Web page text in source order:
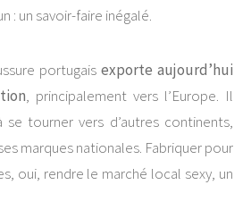
: un savoir-faire inégalé.
portugaisexporte aujourd’hui
, principalement vers l’Europe. Il
se tourner vers d’autres continents,
marques nationales. Fabriquer pour
oui, rendre le marché local sexy, un